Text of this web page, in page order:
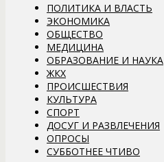
ПОЛИТИКА И ВЛАСТЬ
ЭКОНОМИКА
ОБЩЕСТВО
МЕДИЦИНА
ОБРАЗОВАНИЕ И НАУКА
ЖКХ
ПРОИСШЕСТВИЯ
КУЛЬТУРА
СПОРТ
ДОСУГ И РАЗВЛЕЧЕНИЯ
ОПРОСЫ
СУББОТНЕЕ ЧТИВО